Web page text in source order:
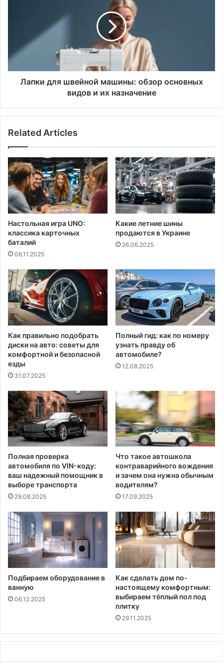
основных
видов
и
их
назначение
Лапки для швейной машины: обзор основных
видов и их назначение
Related Articles
Настольная игра UNO:
классика карточных
баталий
06.11.2025
Какие летние шины
продаются в Украине
26.06.2025
Как правильно подобрать
диски на авто: советы для
комфортной и безопасной
езды
31.07.2025
Полный гид: как по номеру
узнать правду об
автомобиле?
12.08.2025
Полная проверка
автомобиля по VIN-коду:
ваш надежный помощник в
выборе транспорта
29.08.2025
Что такое автошкола
контраварийного вождения
и зачем она нужна обычным
водителям?
17.09.2025
Подбираем оборудование в
ванную
06.12.2025
Как сделать дом по-
настоящему комфортным:
выбираем тёплый пол под
плитку
29.11.2025